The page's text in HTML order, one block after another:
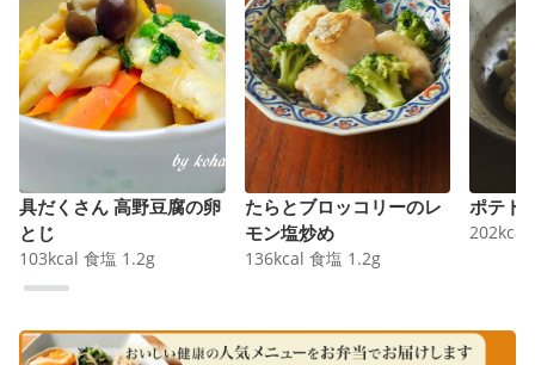
具だくさん 高野豆腐の卵
とじ
103kcal 食塩 1.2g
たらとブロッコリーのレ
モン塩炒め
136kcal 食塩 1.2g
ポテト
202kcal